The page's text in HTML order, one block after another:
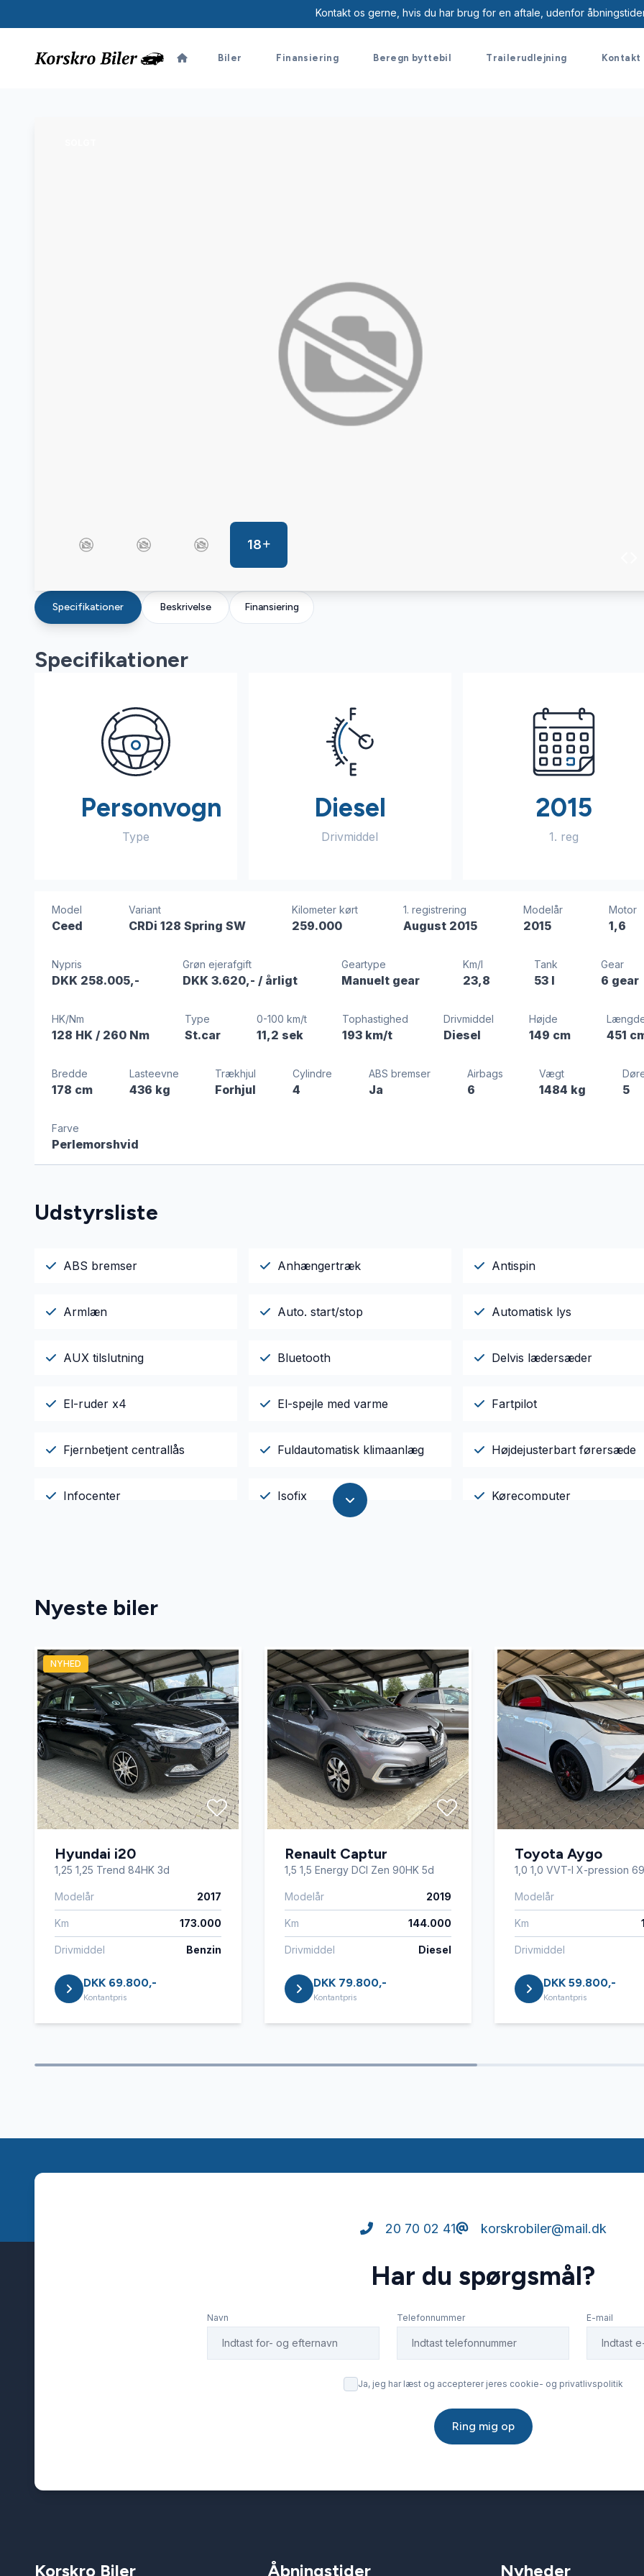
Kontakt os gerne, hvis du har brug for en aftale, udenfor
Biler Finansiering Beregn byttebil Trailerudlejning Kontakt
18
Specifikationer Beskrivelse Finansiering
Specifikationer
Personvogn
Type
Diesel
Drivmiddel
2015
1. reg
Model
Ceed
Variant
CRDi 128 Spring SW
Kilometer kørt
259.000
1. registrering
August 2015
Modelår
2015
Motor
1,6
Nypris
DKK 258.005,-
Grøn ejerafgift
DKK 3.620,-/ årligt
Geartype
Manuelt gear
Km/l
23,8
Tank
53 l
Gear
6 gear
HK/Nm
128 HK / 260 Nm
Type
St.car
0-100 km/t
11,2 sek
Tophastighed
193 km/t
Drivmiddel
Diesel
Højde
149 cm 451
Bredde
178 cm
Lasteevne
436 kg
Trækhjul
Forhjul
Cylindre
4
ABS bremser
Ja
Airbags
6
Vægt
1484 kg 5
Farve
Perlemorshvid
Udstyrsliste
ABS bremser Anhængertræk Antispin
Armlæn Auto. start/stop Automatisk lys
AUX tilslutning Bluetooth Delvis lædersæder
El-ruder x4 El-spejle med varme Fartpilot
Fjernbetjent centrallås Fuldautomatisk klimaanlæg Højdejusterbart førersæde
Infocenter Isofix Kørecomputer
Tagræling Tonede ruder Tågelygter
USB tilslutning Varme i rattet
Nyeste biler
NYHED
Hyundai i20
1,25 1,25 Trend 84HK 3d
Modelår 2017
Km 173.000
Drivmiddel Benzin
DKK 69.800,-
Kontantpris
Renault Captur
1,5 1,5 Energy DCI Zen 90HK 5d
Modelår 2019
Km 144.000
Drivmiddel Diesel
DKK 79.800,-
Kontantpris
Toyota Aygo
1,0 1,0 VVT-I X-pression
Modelår
Km
Drivmiddel
DKK 59.800,-
Kontantpris
20 70 02 41 korskrobiler@mail.dk
Har du spørgsmål?
Navn Telefonnummer E-mail
Ja, jeg har læst og accepterer jeres cookie- og privatlivspolitik
Ring mig op
Korskro Biler Åbningstider Nyheder